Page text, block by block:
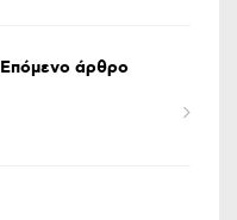
Επόμενο άρθρο